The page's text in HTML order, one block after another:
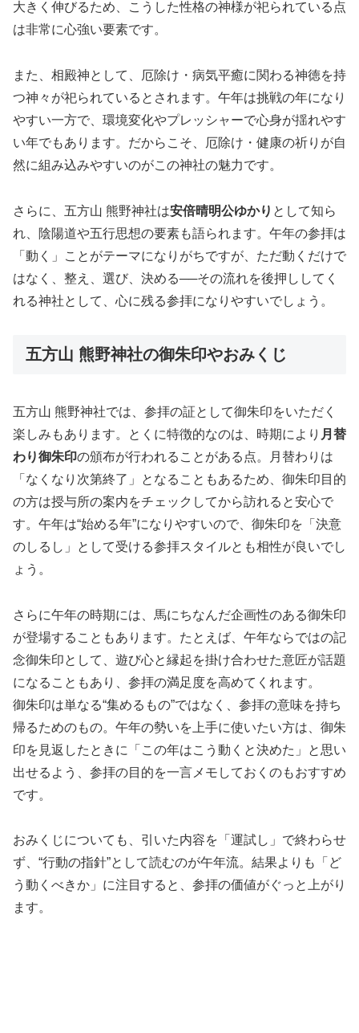
大きく伸びるため、こうした性格の神様が祀られている点
は非常に心強い要素です。
また、相殿神として、厄除け・病気平癒に関わる神徳を持
つ神々が祀られているとされます。午年は挑戦の年になり
やすい一方で、環境変化やプレッシャーで心身が揺れやす
い年でもあります。だからこそ、厄除け・健康の祈りが自
然に組み込みやすいのがこの神社の魅力です。
さらに、五方山 熊野神社は安倍晴明公ゆかり として知ら
れ、陰陽道や五行思想の要素も語られます。午年の参拝は
「動く」ことがテーマになりがちですが、ただ動くだけで
はなく、整え、選び、決める──その流れを後押ししてく
れる神社として、心に残る参拝になりやすいでしょう。
五方山 熊野神社の御朱印やおみくじ
五方山 熊野神社では、参拝の証として御朱印をいただく
楽しみもあります。とくに特徴的なのは、時期により 月替
わり御朱印の頒布が行われることがある点。月替わりは
「なくなり次第終了」となることもあるため、御朱印目的
の方は授与所の案内をチェックしてから訪れると安心で
す。午年は“始める年”になりやすいので、御朱印を「決意
のしるし」として受ける参拝スタイルとも相性が良いでし
ょう。
さらに午年の時期には、馬にちなんだ企画性のある御朱印
が登場することもあります。たとえば、午年ならではの記
念御朱印として、遊び心と縁起を掛け合わせた意匠が話題
になることもあり、参拝の満足度を高めてくれます。
御朱印は単なる“集めるもの”ではなく、参拝の意味を持ち
帰るためのもの。午年の勢いを上手に使いたい方は、御朱
印を見返したときに「この年はこう動くと決めた」と思い
出せるよう、参拝の目的を一言メモしておくのもおすすめ
です。
おみくじについても、引いた内容を「運試し」で終わらせ
ず、“行動の指針”として読むのが午年流。結果よりも「ど
う動くべきか」に注目すると、参拝の価値がぐっと上がり
ます。